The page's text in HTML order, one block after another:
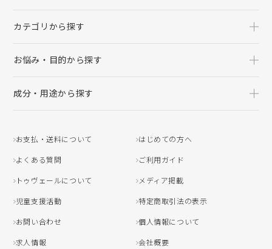
カテゴリから探す
お悩み・目的から探す
成分・用途から探す
お支払・送料について はじめての方へ
よくある質問 ご利用ガイド
トゥヴェールについて メディア掲載
児童支援活動 特定商取引法の表示
お問い合わせ 個人情報について
求人情報 会社概要